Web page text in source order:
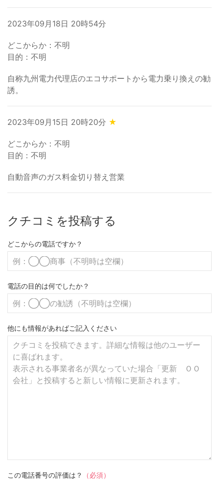
2023年09月18日 20時54分
どこからか：不明
目的：不明
自称九州電力代理店のエコサポートから電力乗り換えの勧
誘。
2023年09月15日 20時20分 ★
どこからか：不明
目的：不明
自動音声のガス料金切り替え営業
クチコミを投稿する
どこからの電話ですか？
電話の目的は何でしたか？
他にも情報があればご記入ください
この電話番号の評価は？ （必須）